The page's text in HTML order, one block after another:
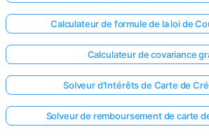
Calculateur de formule de la loi de
Calculateur de covariance
Solveur d'Intérêts de Carte de
Solveur de remboursement de carte